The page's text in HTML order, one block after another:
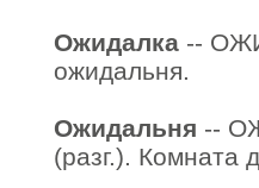
Ожидалка --
ожидальня.
Ожидальня --
(разг.).